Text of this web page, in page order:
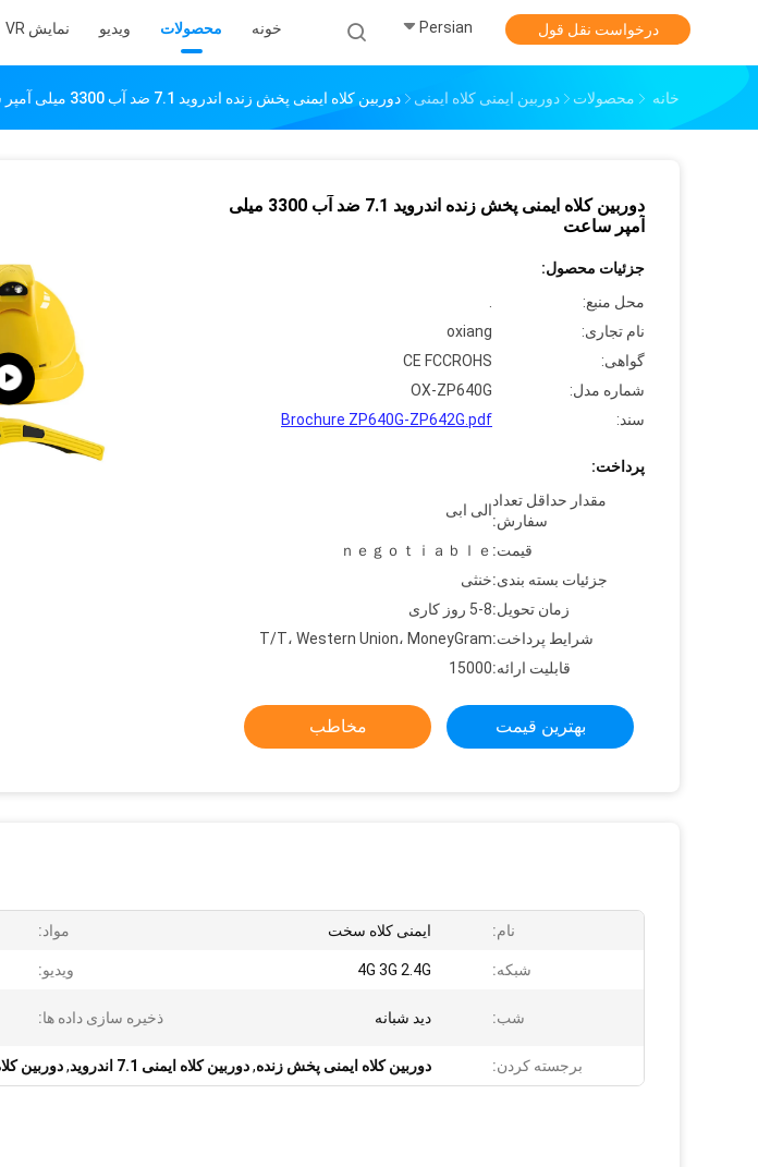
خونه محصولات ویدیو نمایش VR Persian درخواست نقل قول
خانه محصولات دوربین ایمنی کلاه ایمنی دوربین کلاه ایمنی پخش زنده اندروید 7.1 ضد آب 3300 میلی آمپر ساعت
دوربین کلاه ایمنی پخش زنده اندروید 7.1 ضد آب 3300 میلی
آمپر ساعت
جزئیات محصول:
محل منبع:
نام تجاری:
oxiang
گواهی:
CE FCCROHS
شماره مدل:
OX-ZP640G
سند:
Brochure ZP640G-ZP642G.pdf
پرداخت:
مقدار حداقل تعداد
سفارش:
الی ابی
قیمت: ｎｅｇｏｔｉａｂｌｅ
جزئیات بسته بندی:خنثی
زمان تحویل:5-8 روز کاری
شرایط پرداخت:T/T، Western Union، MoneyGram
قابلیت ارائه:15000
بهترین قیمت مخاطب
نام: ایمنی کلاه سخت مواد:
شبکه: 4G 3G 2.4G ویدیو:
شب: دید شبانه ذخیره سازی داده ها:
برجسته کردن: دوربین کلاه ایمنی پخش زنده,دوربین کلاه ایمنی 7.1 اندروید ,دوربین کلاه ایمنی 3300